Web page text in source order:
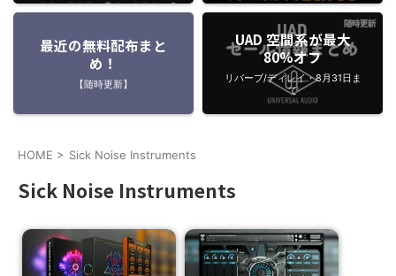
最近の無料配布まと
め！
【随時更新】
UAD 空間系が最大
80%オフ
リバーブ/ディレイ・8月31日ま
で
HOME > Sick Noise Instruments
Sick Noise Instruments